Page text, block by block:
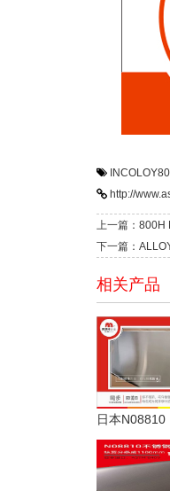
http://
上一篇：800H
下一篇：
相关产品